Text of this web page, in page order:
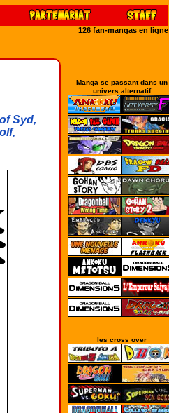
126 fan-mangas en ligne
Manga se passant dans un
univers alternatif
les cross over
Syd,